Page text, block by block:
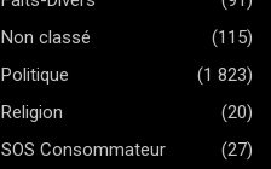
Non classé
(115)
Politique
(1 823)
Religion
(20)
SOS Consommateur
(27)